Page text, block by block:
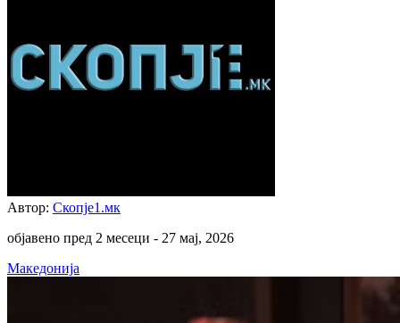
Автор: Скопје1.мк
објавено пред 2 месеци - 27 мај, 2026
Македонија